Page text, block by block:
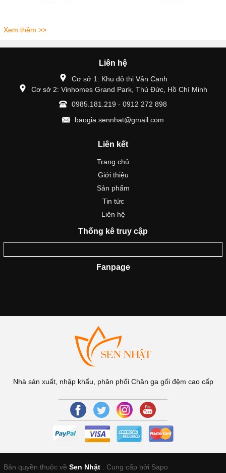
Xem thêm >>
Liên hệ
Cơ sở 1: Khu đô thị Vân Canh
Cơ sở 2: Vinhomes Grand Park, Thủ Đức, Hồ Chí Minh
0985.181.219 - 0912 272 898
baogia.sennhat@gmail.com
Liên kết
Trang chủ
Giới thiệu
Sản phẩm
Tin tức
Liên hệ
Thống kê truy cập
Fanpage
Nhà sản xuất, nhập khẩu, phân phối Chăn ga gối đệm cao cấp
Bản quyền thuộc về Sen Nhật Cung cấp bởi Sapo